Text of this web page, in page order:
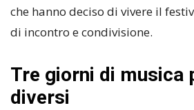
che hanno deciso di vivere il
di incontro e condivisione.
Tre giorni di musica
diversi